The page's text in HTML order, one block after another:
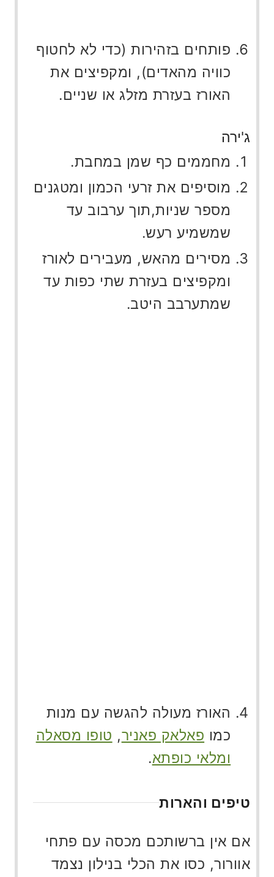
פותחים בזהירות (כדי לא לחטוף
כוויה מהאדים), ומקפיצים את
האורז בעזרת מזלג או שניים.
ג'ירה
מחממים כף שמן במחבת.
מוסיפים את זרעי הכמון ומטגנים
מספר שניות,תוך ערבוב עד
שמשמיע רעש.
מסירים מהאש, מעבירים לאורז
ומקפיצים בעזרת שתי כפות עד
שמתערבב היטב.
האורז מעולה להגשה עם מנות
כמו פאלאק פאניר, טופו מסאלה
ומלאי כופתא.
טיפים והארות
אם אין ברשותכם מכסה עם פתחי
אוורור, כסו את הכלי בנילון נצמד